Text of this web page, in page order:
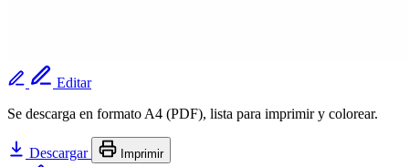
Editar
Se descarga en formato A4 (PDF), lista para imprimir y colorear.
Descargar Imprimir